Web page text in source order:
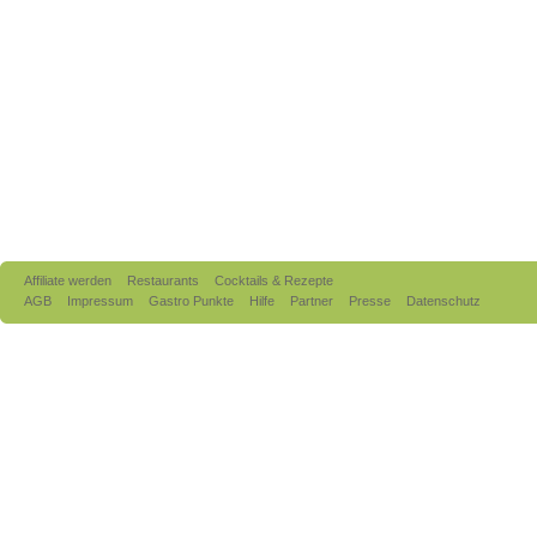
Affiliate werden Restaurants
Cocktails & Rezepte
AGB
Impressum Gastro Punkte Hilfe Partner Presse Datenschutz